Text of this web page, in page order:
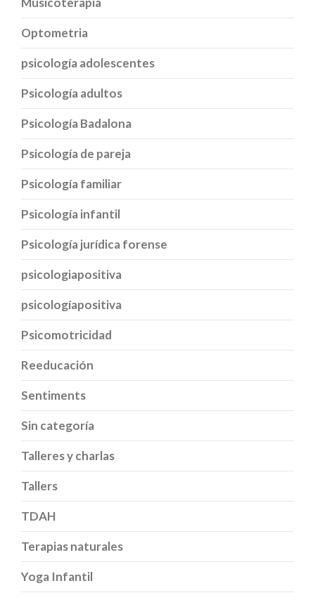
Optometria
psicología adolescentes
Psicología adultos
Psicología Badalona
Psicología de pareja
Psicología familiar
Psicología infantil
Psicología jurídica forense
psicologiapositiva
psicologíapositiva
Psicomotricidad
Reeducación
Sentiments
Sin categoría
Talleres y charlas
Tallers
TDAH
Terapias naturales
Yoga Infantil